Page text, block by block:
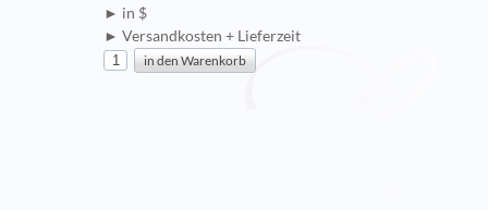
► in $
► Versandkosten + Lieferzeit